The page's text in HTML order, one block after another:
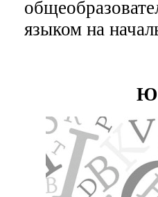
языком на
Ю.